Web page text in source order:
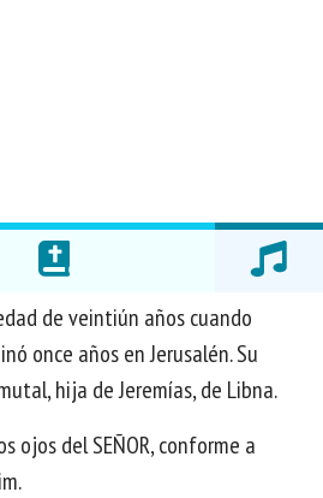
de veintiún años cuando
once años en Jerusalén. Su
hija de Jeremías, de Libna.
ojos del SEÑOR, conforme a